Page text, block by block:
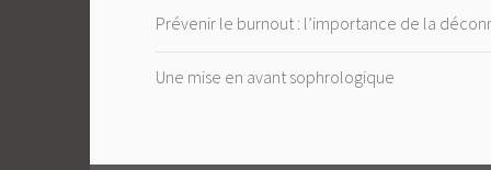
Prévenir le burnout : l’importance de la
Une mise en avant sophrologique